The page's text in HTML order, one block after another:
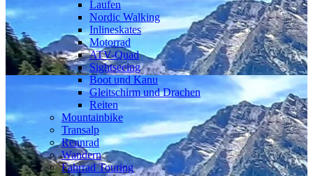
Laufen
Nordic Walking
Inlineskates
Motorrad
ATV-Quad
Sightseeing
Boot und Kanu
Gleitschirm und Drachen
Reiten
Mountainbike
Transalp
Rennrad
Wandern
Fahrrad Touring